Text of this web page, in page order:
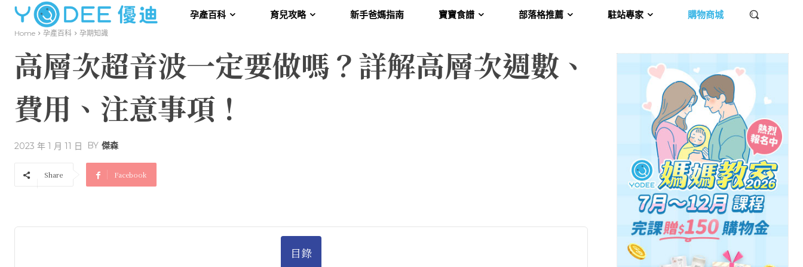
孕產百科 育兒攻略 新手爸媽指南 寶寶食譜 部落格推薦 駐站專家 購物商城
Home 孕產百科 孕期知識
高層次超音波一定要做嗎？詳解高層次週數、
費用、注意事項！
2023 年 1 月 11 日 BY 傑森
Share Facebook
目錄